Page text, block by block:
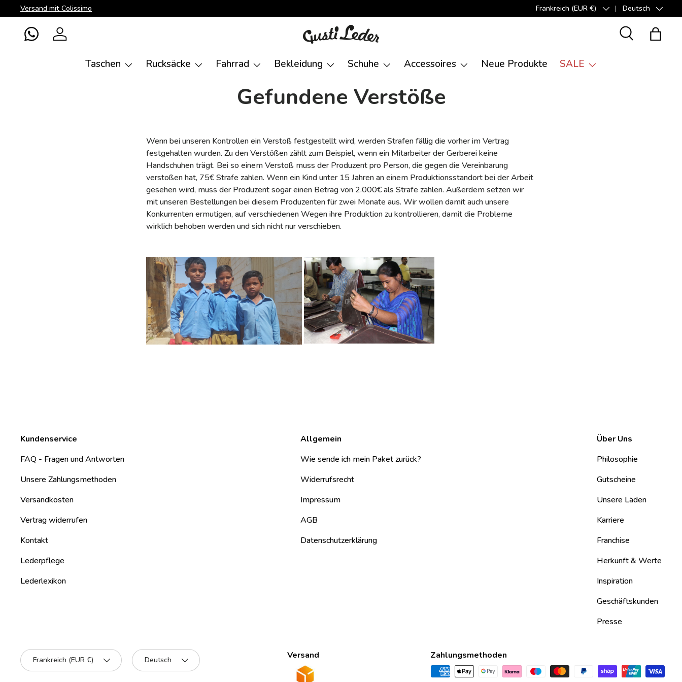
Direkt zum Inhalt
Versand mit Colissimo Land/Region
Frankreich (EUR €) SpracheDeutsch
WhatsAppEinloggen Suche
Taschen Rucksäcke Fahrrad Bekleidung Schuhe Accessoires Neue Produkte SALE
Gefundene Verstöße
Wenn bei unseren Kontrollen ein Verstoß festgestellt wird, werden Strafen fällig die vorher im Vertrag
festgehalten wurden. Zu den Verstößen zählt zum Beispiel, wenn ein Mitarbeiter der Gerberei keine
Handschuhen trägt. Bei so einem Verstoß muss der Produzent pro Person, die gegen die Vereinbarung
verstoßen hat, 75€ Strafe zahlen. Wenn ein Kind unter 15 Jahren an einem Produktionsstandort bei der Arbeit
gesehen wird, muss der Produzent sogar einen Betrag von 2.000€ als Strafe zahlen. Außerdem setzen wir
mit unseren Bestellungen bei diesem Produzenten für zwei Monate aus. Wir wollen damit auch unsere
Konkurrenten ermutigen, auf verschiedenen Wegen ihre Produktion zu kontrollieren, damit die Probleme
wirklich behoben werden und sich nicht nur verschieben.
Kundenservice
FAQ - Fragen und Antworten
Unsere Zahlungsmethoden
Versandkosten
Vertrag widerrufen
Kontakt
Lederpflege
Lederlexikon
Allgemein
Wie sende ich mein Paket zurück?
Widerrufsrecht
Impressum
AGB
Datenschutzerklärung
Über Uns
Philosophie
Gutscheine
Unsere Läden
Karriere
Franchise
Herkunft & Werte
Inspiration
Geschäftskunden
Presse
Zahlungsmethoden
Versand
Land/Region
Frankreich (EUR €)
Sprache
Deutsch